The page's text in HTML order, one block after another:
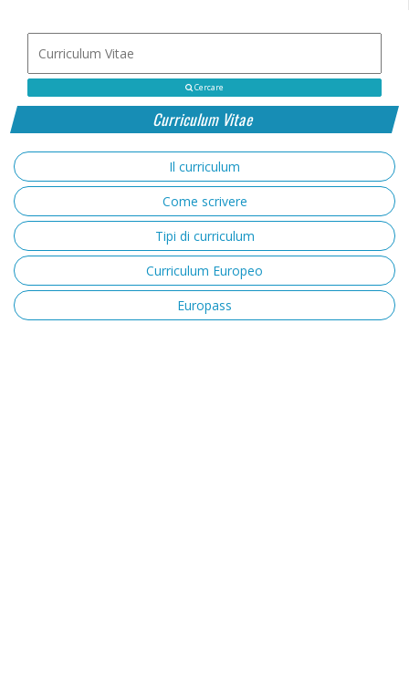
Cercare
Curriculum Vitae
Il curriculum
Come scrivere
Tipi di curriculum
Curriculum Europeo
Europass